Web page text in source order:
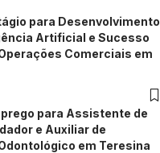
para Desenvolvimento
Artificial e Sucesso
Comerciais em
para Assistente de
e Auxiliar de
em Teresina